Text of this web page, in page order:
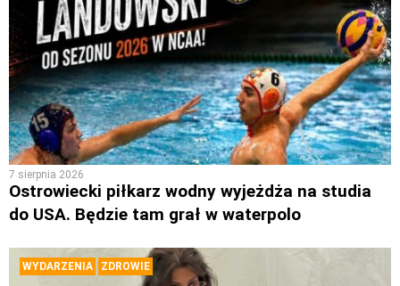
7 sierpnia 2026
Ostrowiecki piłkarz wodny wyjeżdża na studia
do USA. Będzie tam grał w waterpolo
WYDARZENIA ZDROWIE